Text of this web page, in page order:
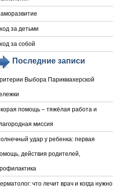
за детьми
за собой
Последние записи
Выбора Парикмахерской
помощь – тяжёлая работа и
миссия
удар у ребенка: первая
действия родителей,
что лечит врач и когда нужно